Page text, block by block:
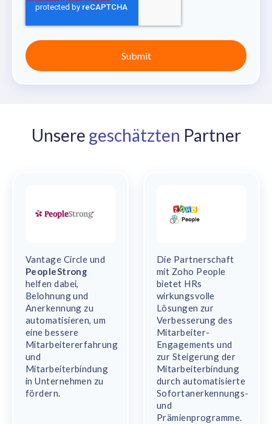
Unsere geschätzten Partner
Vantage Circle und
PeopleStrong
helfen dabei,
Belohnung und
Anerkennung zu
automatisieren, um
eine bessere
Mitarbeitererfahrung
und
Mitarbeiterbindung
in Unternehmen zu
fördern.
Die Partnerschaft
mit Zoho People
bietet HRs
wirkungsvolle
Lösungen zur
Verbesserung des
Mitarbeiter-
Engagements und
zur Steigerung der
Mitarbeiterbindung
durch automatisierte
Sofortanerkennungs-
und
Prämienprogramme.